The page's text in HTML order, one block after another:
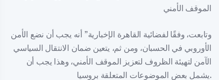
الموقف الأمني
وتابعت، وفقًا لفضائية القاهرة الإخبارية” أنه يجب أن نضع الأمن
الأوروبي في الحسبان، ومن ثم، يتعين ضمان الانتقال السياسي
الآمن لتهيئة الظروف لتعزيز الموقف الأمني، وهذا يجب أن
يشمل بعض الموضوعات المتعلقة بروسيا.